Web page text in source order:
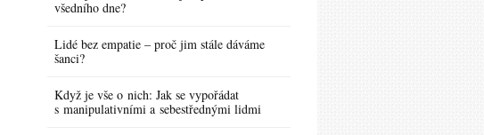
všedního dne?
Lidé bez empatie – proč jim stále dáváme
šanci?
Když je vše o nich: Jak se vypořádat
s manipulativními a sebestřednými lidmi